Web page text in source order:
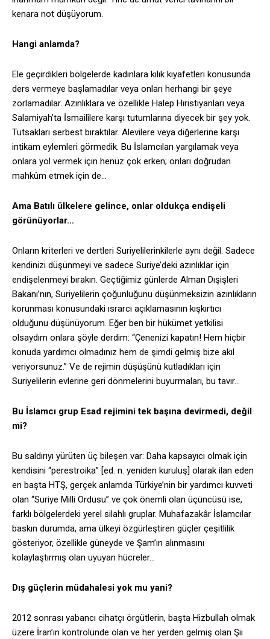
kenara not düşüyorum.
Hangi anlamda?
Ele geçirdikleri bölgelerde kadınlara kılık kıyafetleri konusunda
ders vermeye başlamadılar veya onları herhangi bir şeye
zorlamadılar. Azınlıklara ve özellikle Halep Hıristiyanları veya
Salamiyah’ta İsmailîlere karşı tutumlarına diyecek bir şey yok.
Tutsakları serbest bıraktılar. Alevilere veya diğerlerine karşı
intikam eylemleri görmedik. Bu İslamcıları yargılamak veya
onlara yol vermek için henüz çok erken; onları doğrudan
mahkûm etmek için de…
Ama Batılı ülkelere gelince, onlar oldukça endişeli
görünüyorlar…
Onların kriterleri ve dertleri Suriyelilerinkilerle aynı değil. Sadece
kendinizi düşünmeyi ve sadece Suriye’deki azınlıklar için
endişelenmeyi bırakın. Geçtiğimiz günlerde Alman Dışişleri
Bakanı’nın, Suriyelilerin çoğunluğunu düşünmeksizin azınlıkların
korunması konusundaki ısrarcı açıklamasının kışkırtıcı
olduğunu düşünüyorum. Eğer ben bir hükümet yetkilisi
olsaydım onlara şöyle derdim: “Çenenizi kapatın! Hem hiçbir
konuda yardımcı olmadınız hem de şimdi gelmiş bize akıl
veriyorsunuz.” Ve de rejimin düşüşünü kutladıkları için
Suriyelilerin evlerine geri dönmelerini buyurmaları, bu tavır…
Bu İslamcı grup Esad rejimini tek başına devirmedi, değil
mi?
Bu saldırıyı yürüten üç bileşen var: Daha kapsayıcı olmak için
kendisini “perestroika” [ed. n. yeniden kuruluş] olarak ilan eden
en başta HTŞ, gerçek anlamda Türkiye’nin bir yardımcı kuvveti
olan “Suriye Milli Ordusu” ve çok önemli olan üçüncüsü ise,
farklı bölgelerdeki yerel silahlı gruplar. Muhafazakâr İslamcılar
baskın durumda, ama ülkeyi özgürleştiren güçler çeşitlilik
gösteriyor, özellikle güneyde ve Şam’ın alınmasını
kolaylaştırmış olan uyuyan hücreler…
Dış güçlerin müdahalesi yok mu yani?
2012 sonrası yabancı cihatçı örgütlerin, başta Hizbullah olmak
üzere İran’ın kontrolünde olan ve her yerden gelmiş olan Şii